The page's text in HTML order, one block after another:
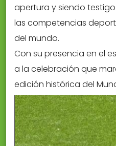
apertura y siendo
las competencias
del mundo.
Con su presencia en el
a la celebración que
edición histórica del